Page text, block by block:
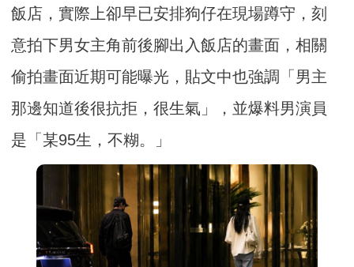
飯店，實際上卻早已安排狗仔在現場蹲守，刻
意拍下男女主角前後腳出入飯店的畫面，相關
偷拍畫面近期可能曝光，貼文中也強調「男主
那邊知道後很抗拒，很生氣」，並爆料男演員
是「某95生，不糊。」